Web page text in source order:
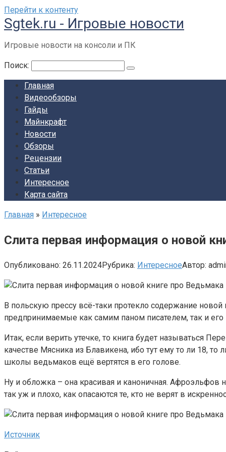
Перейти к контенту
Sgtek.ru - Игровые новости
Игровые новости на консоли и ПК
Поиск:
Главная
Видеообзоры
Гайды
Майнкрафт
Новости
Обзоры
Рецензии
Статьи
Интересное
Карта сайта
Главная » Интересное
Слита первая информация о новой
Опубликовано: 26.11.2024Рубрика: ИнтересноеАвтор:
В польскую прессу всё-таки протекло содержание
предпринимаемые как самим паном писателем, так и его
Итак, если верить утечке, то книга будет называться
качестве Мясника из Блавикена, ибо тут ему то ли 18,
школы ведьмаков ещё вертятся в его голове.
Ну и обложка – она красивая и каноничная.
так уж и плохо, как опасаются те, кто не верят в
Источник